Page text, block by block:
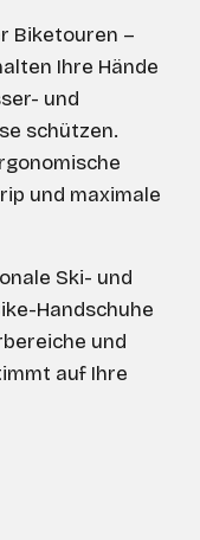
Biketouren –
Ihre Hände
und
schützen.
und maximale
Ski- und
Handschuhe
und
auf Ihre